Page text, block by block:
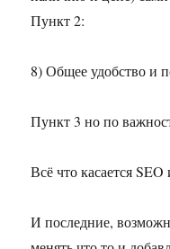
Пункт 2:
8) Общее удобство и
Пункт 3 но по
Всё что касается
И последние,